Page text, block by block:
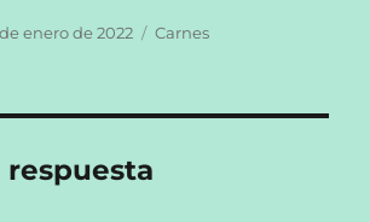
enero de 2022 Categorías
Carnes
respuesta